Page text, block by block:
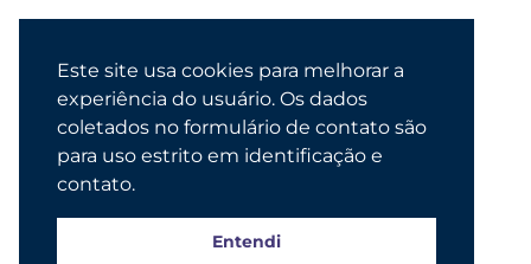
Este site usa cookies para melhorar a
experiência do usuário. Os dados
coletados no formulário de contato são
para uso estrito em identificação e
contato.
Entendi